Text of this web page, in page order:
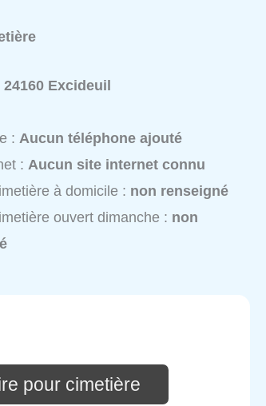
24160 Excideuil
:Aucun téléphone ajouté
:Aucun site internet connu
à domicile : non renseigné
ouvert dimanche : non
pour cimetière